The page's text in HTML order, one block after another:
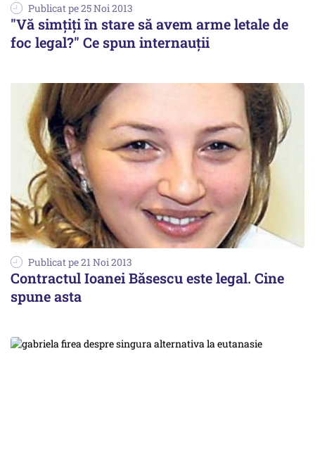
Publicat pe 25 Noi 2013
"Vă simțiți în stare să avem arme letale de
foc legal?" Ce spun internauții
Publicat pe 21 Noi 2013
Contractul Ioanei Băsescu este legal. Cine
spune asta